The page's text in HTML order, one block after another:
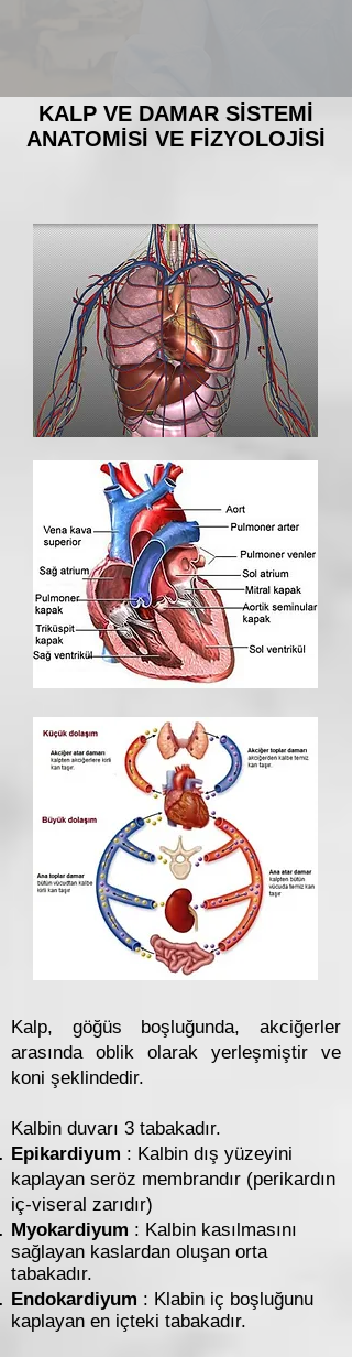
KALP VE DAMAR SİSTEMİ
ANATOMİSİ VE FİZYOLOJİSİ
Kalp, göğüs boşluğunda, akciğerler
arasında oblik olarak yerleşmiştir ve
koni şeklindedir.
Kalbin duvarı 3 tabakadır.
Epikardiyum : Kalbin dış yüzeyini
kaplayan seröz membrandır (perikardın
iç-viseral zarıdır)
Myokardiyum : Kalbin kasılmasını
sağlayan kaslardan oluşan orta
tabakadır.
Endokardiyum : Klabin iç boşluğunu
kaplayan en içteki tabakadır.